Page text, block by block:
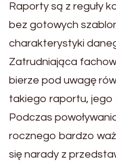
Raporty są z reguły
bez gotowych
charakterystyki
Zatrudniająca
bierze pod uwagę
takiego raportu, jego
Podczas
rocznego bardzo
się narady z